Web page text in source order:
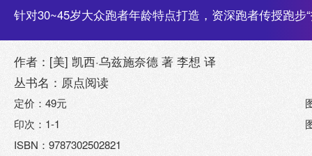
针对30~45岁大众跑者年龄特点打造，资深跑者传授跑
作者：[美] 凯西·乌兹施奈德 著 李想 译
丛书名：原点阅读
定价：49元
印次：1-1
ISBN：9787302502821